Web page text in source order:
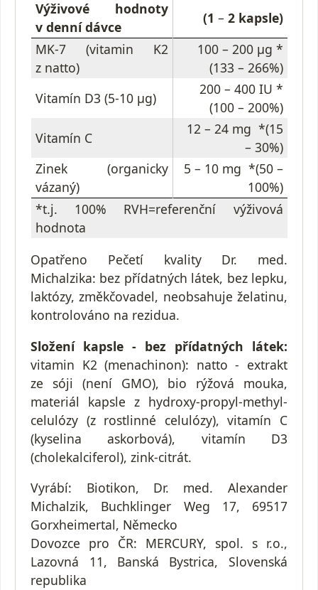
Výživové hodnoty
v denní dávce
(1 – 2 kapsle)
MK-7 (vitamin K2
z natto)
100 – 200 µg *
(133 – 266%)
Vitamín D3 (5-10 µg)
200 – 400 IU *
(100 – 200%)
Vitamín C
12 – 24 mg *(15
– 30%)
Zinek (organicky
vázaný)
5 – 10 mg *(50 –
100%)
*t.j. 100% RVH=referenční výživová
hodnota
Opatřeno Pečetí kvality Dr. med.
Michalzika: bez přídatných látek, bez lepku,
laktózy, změkčovadel, neobsahuje želatinu,
kontrolováno na rezidua.
Složení kapsle - bez přídatných látek:
vitamin K2 (menachinon): natto - extrakt
ze sóji (není GMO), bio rýžová mouka,
materiál kapsle z hydroxy-propyl-methyl-
celulózy (z rostlinné celulózy), vitamín C
(kyselina askorbová), vitamín D3
(cholekalciferol), zink-citrát.
Vyrábí: Biotikon, Dr. med. Alexander
Michalzik, Buchklinger Weg 17, 69517
Gorxheimertal, Německo
Dovozce pro ČR: MERCURY, spol. s r.o.,
Lazovná 11, Banská Bystrica, Slovenská
republika